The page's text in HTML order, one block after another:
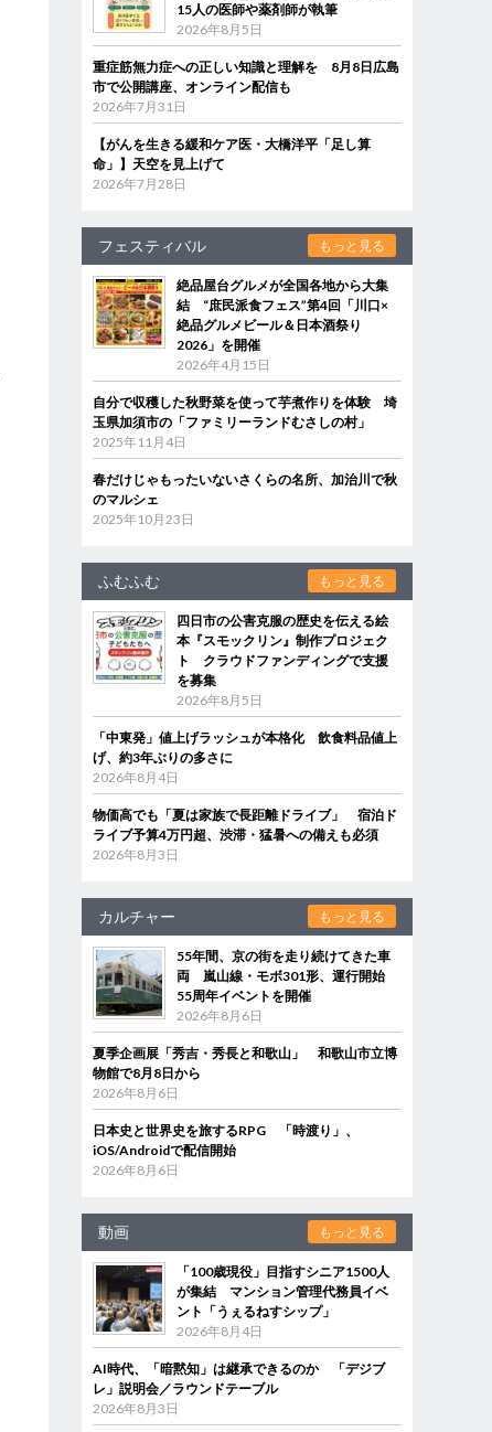
15人の医師や薬剤師が執筆
2026年8月5日
重症筋無力症への正しい知識と理解を 8月8日広島
市で公開講座、オンライン配信も
2026年7月31日
【がんを生きる緩和ケア医・大橋洋平「足し算
命」】天空を見上げて
2026年7月28日
フェスティバル もっと見る
絶品屋台グルメが全国各地から大集
結 “庶民派食フェス”第4回「川口×
絶品グルメビール＆日本酒祭り
2026」を開催
2026年4月15日
自分で収穫した秋野菜を使って芋煮作りを体験 埼
玉県加須市の「ファミリーランドむさしの村」
2025年11月4日
春だけじゃもったいないさくらの名所、加治川で秋
のマルシェ
2025年10月23日
ふむふむ もっと見る
四日市の公害克服の歴史を伝える絵
本『スモックリン』制作プロジェク
ト クラウドファンディングで支援
を募集
2026年8月5日
「中東発」値上げラッシュが本格化 飲食料品値上
げ、約3年ぶりの多さに
2026年8月4日
物価高でも「夏は家族で長距離ドライブ」 宿泊ド
ライブ予算4万円超、渋滞・猛暑への備えも必須
2026年8月3日
カルチャー もっと見る
55年間、京の街を走り続けてきた車
両 嵐山線・モボ301形、運行開始
55周年イベントを開催
2026年8月6日
夏季企画展「秀吉・秀長と和歌山」 和歌山市立博
物館で8月8日から
2026年8月6日
日本史と世界史を旅するRPG 「時渡り」、
iOS/Androidで配信開始
2026年8月6日
動画 もっと見る
「100歳現役」目指すシニア1500人
が集結 マンション管理代務員イベ
ント「うぇるねすシップ」
2026年8月4日
AI時代、「暗黙知」は継承できるのか 「デジブ
レ」説明会／ラウンドテーブル
2026年8月3日